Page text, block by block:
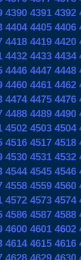
4390 4391 4392
4404 4405 4406
4418 4419 4420
4432 4433 4434
4446 4447 4448
4460 4461 4462
4474 4475 4476
4488 4489 4490
4502 4503 4504
4516 4517 4518
4530 4531 4532
4544 4545 4546
4558 4559 4560
4572 4573 4574
4586 4587 4588
4600 4601 4602
4614 4615 4616
4628 4629 4630